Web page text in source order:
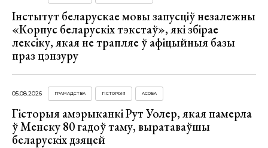
Інстытут беларускае мовы запусціў незалежны
«Корпус беларускіх тэкстаў», які збірае
лексіку, якая не трапляе ў афіцыйныя базы
праз цэнзуру
05.08.2026 ГРАМАДСТВА ГІСТОРЫЯ АСОБА
Гісторыя амэрыканкі Рут Уолер, якая памерла
ў Менску 80 гадоў таму, выратаваўшы
беларускіх дзяцей